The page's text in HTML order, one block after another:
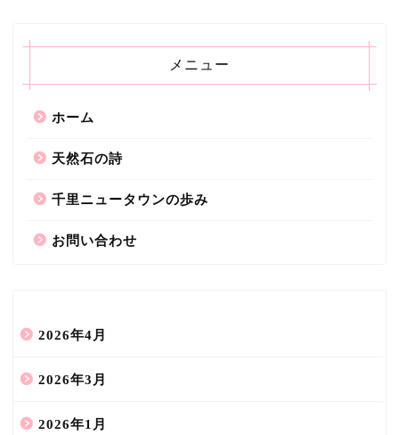
メニュー
ホーム
天然石の詩
千里ニュータウンの歩み
お問い合わせ
2026年4月
2026年3月
2026年1月